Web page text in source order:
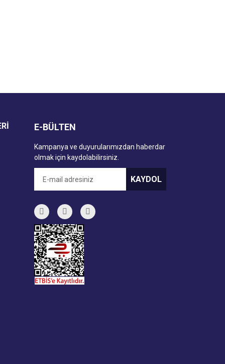
E-BÜLTEN
Kampanya ve duyurularımızdan haberdar
olmak için kaydolabilirsiniz.
KAYDOL